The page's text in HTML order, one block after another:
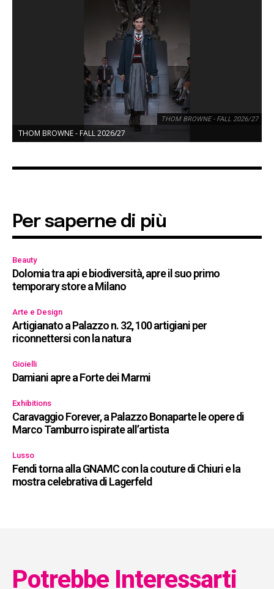
THOM BROWNE - FALL 2026/27
THOM BROWNE - FALL 2026/27
Per saperne di più
Beauty
Dolomia tra api e biodiversità, apre il suo primo
temporary store a Milano
Arte e Design
Artigianato a Palazzo n. 32, 100 artigiani per
riconnettersi con la natura
Gioielli
Damiani apre a Forte dei Marmi
Exhibitions
Caravaggio Forever, a Palazzo Bonaparte le opere di
Marco Tamburro ispirate all’artista
Lusso
Fendi torna alla GNAMC con la couture di Chiuri e la
mostra celebrativa di Lagerfeld
Potrebbe Interessarti